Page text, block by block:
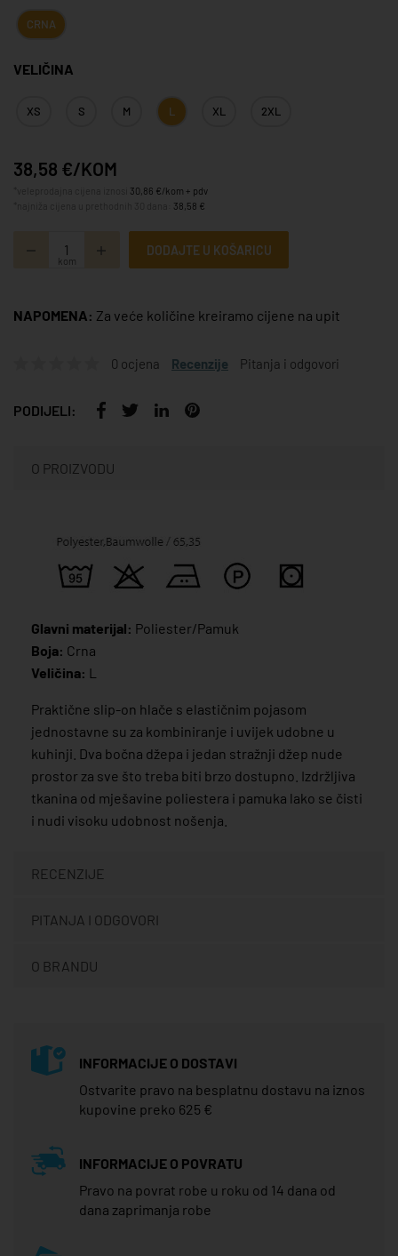
CRNA
VELIČINA
XS S M L XL 2XL
38,58 €/KOM
30,86 €/kom + pdv
38,58 €
kom
DODAJTE U KOŠARICU
NAPOMENA: Za veće količine kreiramo cijene na upit
0 ocjena Recenzije Pitanja i odgovori
PODIJELI:
O PROIZVODU
Glavni materijal: Poliester/Pamuk
Boja: Crna
Veličina: L
Praktične slip-on hlače s elastičnim pojasom
jednostavne su za kombiniranje i uvijek udobne u
kuhinji. Dva bočna džepa i jedan stražnji džep nude
prostor za sve što treba biti brzo dostupno. Izdržljiva
tkanina od mješavine poliestera i pamuka lako se čisti
i nudi visoku udobnost nošenja.
RECENZIJE
PITANJA I ODGOVORI
O BRANDU
INFORMACIJE O DOSTAVI
Ostvarite pravo na besplatnu dostavu na iznos
kupovine preko 625 €
INFORMACIJE O POVRATU
Pravo na povrat robe u roku od 14 dana od
dana zaprimanja robe